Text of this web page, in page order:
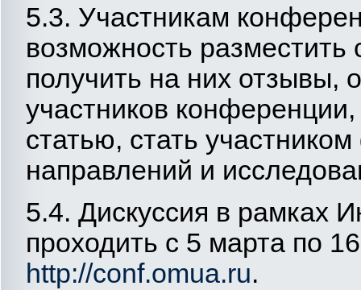
5.3. Участникам
возможность разместить
получить на них отзывы,
участников
статью, стать
направлений и
5.4. Дискуссия в рамках
проходить с 5 марта по
http://conf.omua.ru.